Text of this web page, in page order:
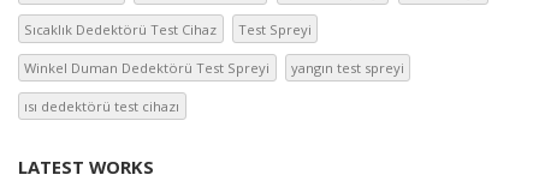
Sıcaklık Dedektörü Test Cihaz Test Spreyi
Winkel Duman Dedektörü Test Spreyi yangın test spreyi
ısı dedektörü test cihazı
LATEST WORKS